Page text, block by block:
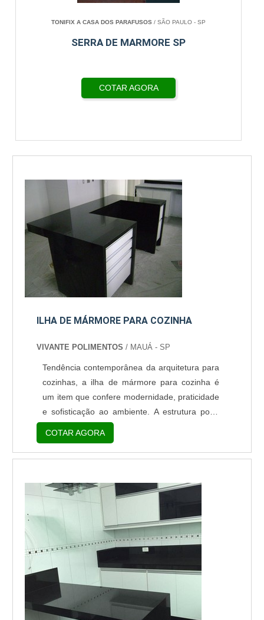
TONIFIX A CASA DOS PARAFUSOS / SÃO PAULO - SP
SERRA DE MARMORE SP
COTAR AGORA
ILHA DE MÁRMORE PARA COZINHA
VIVANTE POLIMENTOS/ MAUÁ - SP
Tendência contemporânea da arquitetura para
cozinhas, a ilha de mármore para cozinha é
um item que confere modernidade, praticidade
e sofisticação ao ambiente. A estrutura pode
contribuir para integrar espaços diversos da
residência, além de ser útil para possibilitar o
preparo de refeições rápidas, entre outras
higienização; Ótimo apelo estético; Aumento
da valorização do imóvel. Feita em ...
COTAR AGORA